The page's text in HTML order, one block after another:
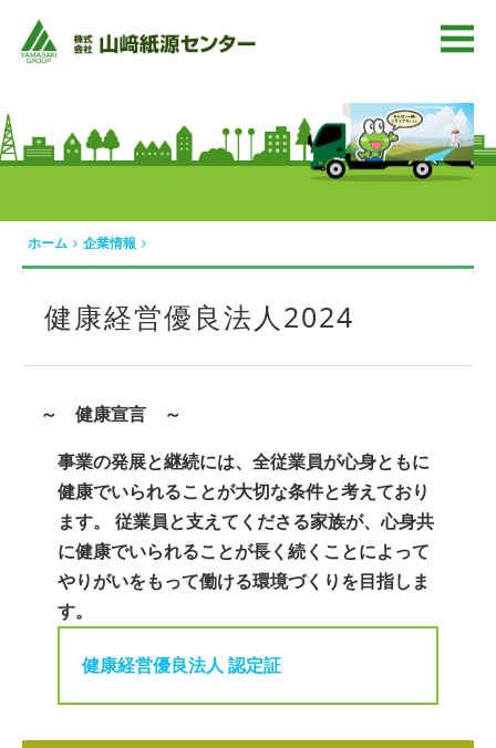
ホーム 企業情報
健康経営優良法人2024
～ 健康宣言 ～
事業の発展と継続には、全従業員が心身ともに
健康でいられることが大切な条件と考えており
ます。 従業員と支えてくださる家族が、心身共
に健康でいられることが長く続くことによって
やりがいをもって働ける環境づくりを目指しま
す。
健康経営優良法人 認定証